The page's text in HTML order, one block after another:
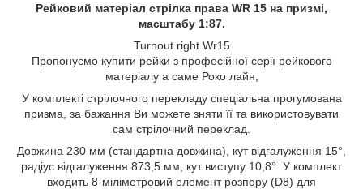
Рейковий матеріал стрілка права WR 15 на призмі,
масштабу 1:87.
Turnout right Wr15
Пропонуємо купити рейки з професійної серії рейкового
матеріалу а саме Роко лайн,
У комплекті стрілочного перекладу спеціальна прогумована
призма, за бажання Ви можете зняти її та використовувати
сам стрілочний переклад.
Довжина 230 мм (стандартна довжина), кут відгалуження 15°,
радіус відгалуження 873,5 мм, кут виступу 10,8°. У комплект
входить 8-міліметровий елемент розпору (D8) для